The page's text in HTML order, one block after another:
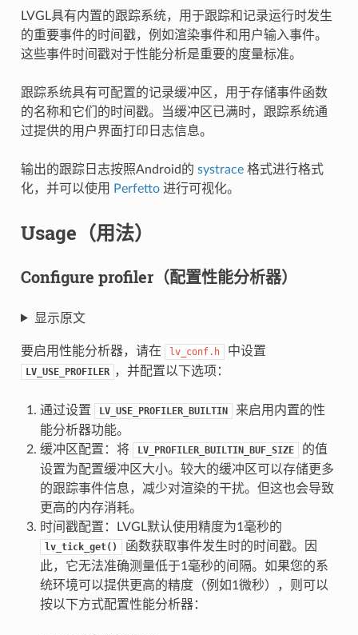
LVGL具有内置的跟踪系统，用于跟踪和记录运行时发生
的重要事件的时间戳，例如渲染事件和用户输入事件。
这些事件时间戳对于性能分析是重要的度量标准。
跟踪系统具有可配置的记录缓冲区，用于存储事件函数
的名称和它们的时间戳。当缓冲区已满时，跟踪系统通
过提供的用户界面打印日志信息。
输出的跟踪日志按照Android的 systrace格式进行格式
化，并可以使用
Perfetto进行可视化。
Usage（用法）
Configure profiler（配置性能分析器）
显示原文
要启用性能分析器，请在 lv_conf.h 中设置
LV_USE_PROFILER ，并配置以下选项：
通过设置 LV_USE_PROFILER_BUILTIN
来启用内置的性
能分析器功能。
缓冲区配置：将
LV_PROFILER_BUILTIN_BUF_SIZE
的值
设置为配置缓冲区大小。较大的缓冲区可以存储更多
的跟踪事件信息，减少对渲染的干扰。但这也会导致
更高的内存消耗。
时间戳配置：LVGL默认使用精度为1毫秒的
lv_tick_get()
函数获取事件发生时的时间戳。因
此，它无法准确测量低于1毫秒的间隔。如果您的系
统环境可以提供更高的精度（例如1微秒），则可以
按以下方式配置性能分析器：